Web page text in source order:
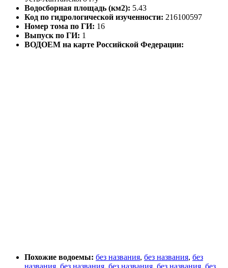
Водосборная площадь (км2): 5.43
Код по гидрологической изученности: 216100597
Номер тома по ГИ: 16
Выпуск по ГИ: 1
ВОДОЕМ на карте Российской Федерации:
Похожие водоемы: без названия, без названия, без